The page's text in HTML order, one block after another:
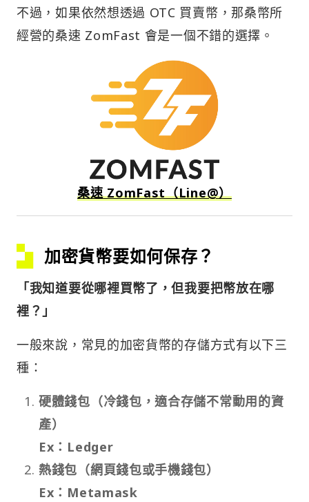
不過，如果依然想透過 OTC 買賣幣，那桑幣所
經營的桑速 ZomFast 會是一個不錯的選擇。
桑速 ZomFast（Line@）
加密貨幣要如何保存？
「我知道要從哪裡買幣了，但我要把幣放在哪
裡？」
一般來說，常見的加密貨幣的存儲方式有以下三
種：
硬體錢包（冷錢包，適合存儲不常動用的資
產）
Ex：Ledger
熱錢包（網頁錢包或手機錢包）
Ex：Metamask